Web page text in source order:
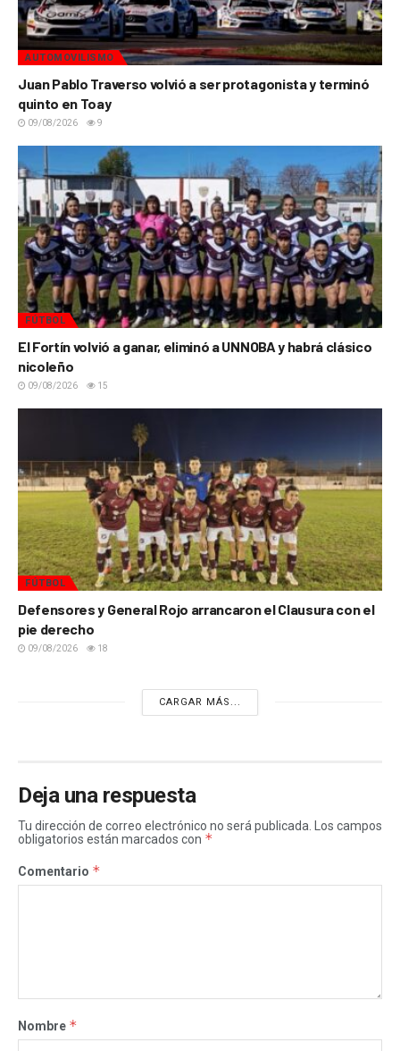
AUTOMOVILISMO
Juan Pablo Traverso volvió a ser protagonista y terminó
quinto en Toay
09/08/2026 9
FÚTBOL
El Fortín volvió a ganar, eliminó a UNNOBA y habrá clásico
nicoleño
09/08/2026 15
FÚTBOL
Defensores y General Rojo arrancaron el Clausura con el
pie derecho
09/08/2026 18
CARGAR MÁS...
Deja una respuesta
Tu dirección de correo electrónico no será publicada.
Los campos
obligatorios están marcados con *
Comentario *
Nombre *